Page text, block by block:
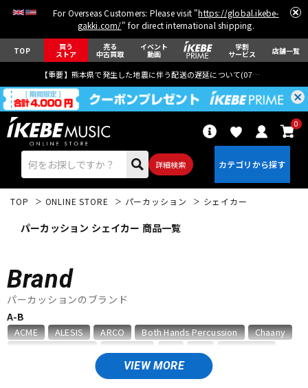
For Overseas Customers: Please visit "https://global.ikebe-
gakki.com/" for direct international shipping.
TOP 買う
ストア
売る
中古買取
イベント
動画
学割
サービス 店舗一覧
【重要】熊本県で発生した地震に伴う配送の遅延について(07月29日
詳細検索
0
エレキギター
ベース ウクレレ
パーカッション
TOP ONLINE STORE パーカッション シェイカー
パーカッション シェイカー 商品一覧
Brand
パーカッションのブランド
VIEW MORE
A-B
ACME ALESIS ARCO Both Hands Percussion
Chaany
HERCULES HUGH TRACEY KALIMBA
K.M.K KC
KEO PERCUSSION